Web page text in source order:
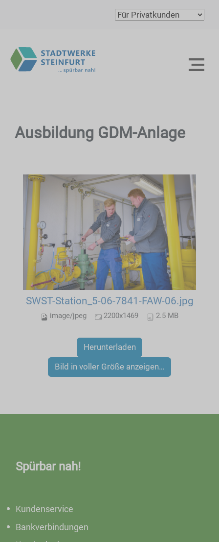
Ausbildung GDM-Anlage
SWST-Station_5-06-7841-FAW-06.jpg
image/jpeg 2200x1469 2.5 MB
Herunterladen
Bild in voller Größe anzeigen…
Spürbar nah!
Kundenservice
Bankverbindungen